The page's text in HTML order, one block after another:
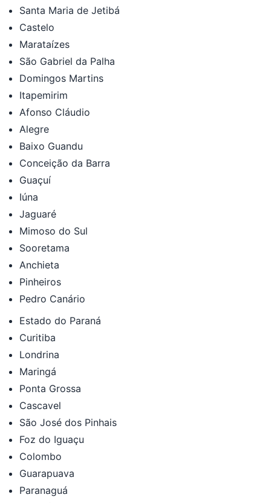
Santa Maria de Jetibá
Castelo
Marataízes
São Gabriel da Palha
Domingos Martins
Itapemirim
Afonso Cláudio
Alegre
Baixo Guandu
Conceição da Barra
Guaçuí
Iúna
Jaguaré
Mimoso do Sul
Sooretama
Anchieta
Pinheiros
Pedro Canário
Estado do Paraná
Curitiba
Londrina
Maringá
Ponta Grossa
Cascavel
São José dos Pinhais
Foz do Iguaçu
Colombo
Guarapuava
Paranaguá